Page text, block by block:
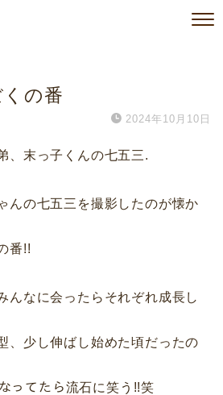
の番
2024年10月10日
、末っ子くんの七五三.
んの七五三を撮影したのが懐か
番!!
んなに会ったらそれぞれ成長し
、少し伸ばし始めた頃だったの
ってたら流石に笑う!!笑